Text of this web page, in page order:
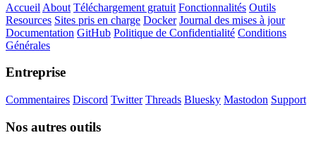
Accueil About Téléchargement gratuit Fonctionnalités Outils
Resources Sites pris en charge Docker Journal des mises à jour
Documentation GitHub Politique de Confidentialité Conditions
Générales
Entreprise
Commentaires Discord Twitter Threads Bluesky Mastodon Support
Nos autres outils